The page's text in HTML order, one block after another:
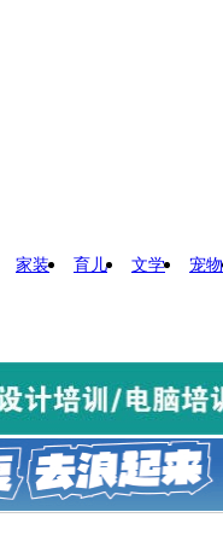
家装 育儿 文学 宠物